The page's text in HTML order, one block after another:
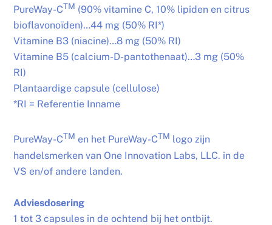
PureWay-CTM (90% vitamine C, 10% lipiden en citrus
bioflavonoïden)…44 mg (50% RI*)
Vitamine B3 (niacine)…8 mg (50% RI)
Vitamine B5 (calcium-D-pantothenaat)…3 mg (50%
RI)
Plantaardige capsule (cellulose)
*RI = Referentie Inname
PureWay-CTM en het PureWay-CTM logo zijn
handelsmerken van One Innovation Labs, LLC. in de
VS en/of andere landen.
Adviesdosering
1 tot 3 capsules in de ochtend bij het ontbijt.